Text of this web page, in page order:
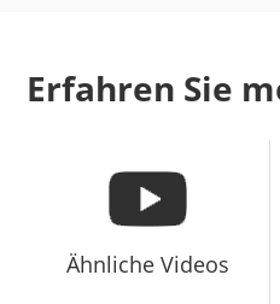
Erfahren Sie
Ähnliche Videos